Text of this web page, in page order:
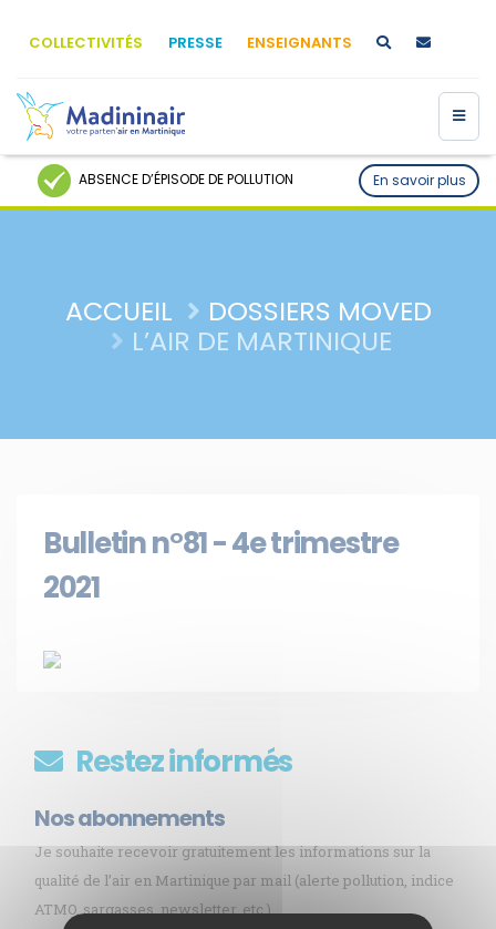
COLLECTIVITÉS PRESSE ENSEIGNANTS
ABSENCE D’ÉPISODE DE POLLUTION En savoir plus
ACCUEIL
DOSSIERS MOVED
L’AIR DE MARTINIQUE
Bulletin n°81 - 4e trimestre
2021
Restez informés
Nos abonnements
Je souhaite recevoir gratuitement les informations sur la
qualité de l’air en Martinique par mail (alerte pollution, indice
ATMO, sargasses, newsletter, etc.)
Membre de Agréé par